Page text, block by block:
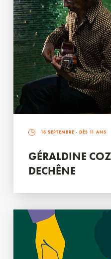
18 SEPTEMBRE - DÈS 11 ANS
GÉRALDINE
DECHÊNE